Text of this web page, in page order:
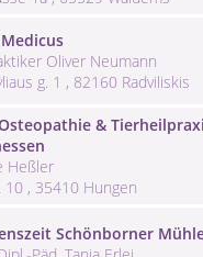
Oliver Neumann
g. 1 , 82160 Radviliskis
&
Heßler
10 , 35410 Hungen
Schönborner